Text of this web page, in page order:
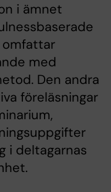
i ämnet
omfattar
med
Den andra
föreläsningar
i deltagarnas